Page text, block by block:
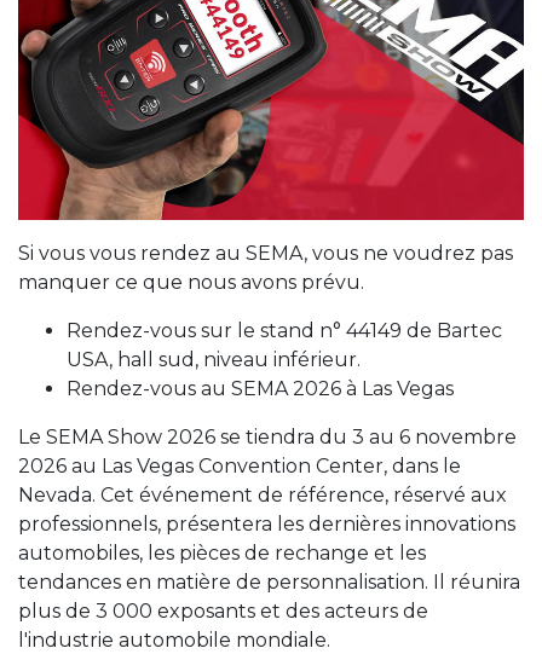
Si vous vous rendez au SEMA, vous ne voudrez pas
manquer ce que nous avons prévu.
Rendez-vous sur le stand n° 44149 de Bartec
USA, hall sud, niveau inférieur.
Rendez-vous au SEMA 2026 à Las Vegas
Le SEMA Show 2026 se tiendra du 3 au 6 novembre
2026 au Las Vegas Convention Center, dans le
Nevada. Cet événement de référence, réservé aux
professionnels, présentera les dernières innovations
automobiles, les pièces de rechange et les
tendances en matière de personnalisation. Il réunira
plus de 3 000 exposants et des acteurs de
l'industrie automobile mondiale.